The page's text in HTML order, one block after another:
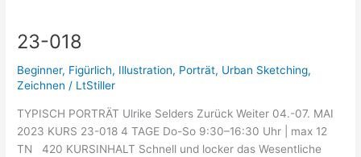
23-018
Beginner, Figürlich, Illustration, Porträt, Urban Sketching,
Zeichnen / LtStiller
TYPISCH PORTRÄT Ulrike Selders Zurück Weiter 04.-07. MAI
2023 KURS 23-018 4 TAGE Do-So 9:30–16:30 Uhr | max 12
TN 420 KURSINHALT Schnell und locker das Wesentliche
23-